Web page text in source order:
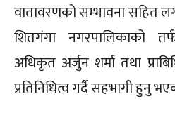
वातावरणको सम्भावना सहित
शितगंगा नगरपालिकाको
अधिकृत अर्जुन शर्मा तथा
प्रतिनिधित्व गर्दै सहभागी हुनु